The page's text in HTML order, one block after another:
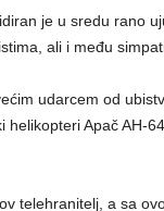
je u sredu rano
ali i među
udarcem od
helikopteri Apač AH-
telehranitelj, a sa